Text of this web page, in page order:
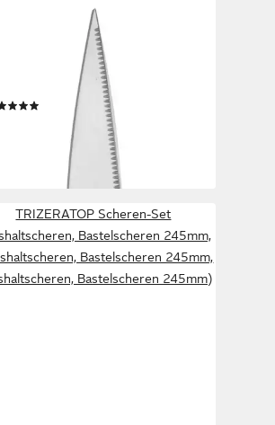
Touch, (1-tlg),
Schneiden, extra scharf,
komfortabler Griff
12,99 €
- in 1-2 Werktagen bei dir
TRIZERATOP Scheren-Set
Bastelscheren 245mm,
Bastelscheren 245mm,
Bastelscheren 245mm)